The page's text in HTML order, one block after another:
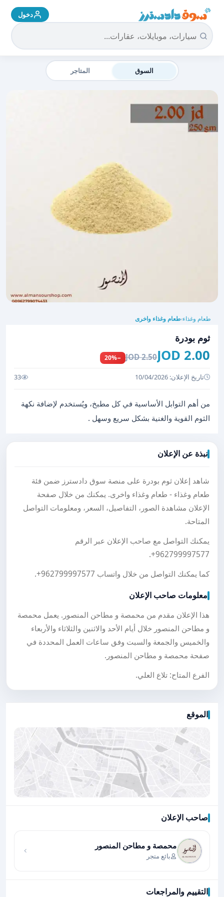
سوق دادسترز الرئيسية دخول
السوق المتاجر
طعام وغذاء›طعام وغذاء واخرى
ثوم بودرة
2.00 JOD
2.50 JOD
−20%
تاريخ الإعلان: 10/04/2026 33
من أهم التوابل الأساسية في كل مطبخ، ويُستخدم لإضافة نكهة
الثوم القوية والغنية بشكل سريع وسهل .
نبذة عن الإعلان
شاهد إعلان ثوم بودرة على منصة سوق دادسترز ضمن فئة
طعام وغذاء - طعام وغذاء واخرى. يمكنك من خلال صفحة
الإعلان مشاهدة الصور، التفاصيل، السعر، ومعلومات التواصل
المتاحة.
يمكنك التواصل مع صاحب الإعلان عبر الرقم
+962799997577
.
كما يمكنك التواصل من خلال واتساب +962799997577
.
معلومات صاحب الإعلان
هذا الإعلان مقدم من محمصة و مطاحن المنصور. يعمل محمصة
و مطاحن المنصور خلال أيام الأحد والاثنين والثلاثاء والأربعاء
والخميس والجمعة والسبت وفق ساعات العمل المحددة في
صفحة محمصة و مطاحن المنصور.
الفرع المتاح: تلاع العلي.
الموقع
صاحب الإعلان
محمصة و مطاحن المنصور
بائع متجر
التقييم والمراجعات